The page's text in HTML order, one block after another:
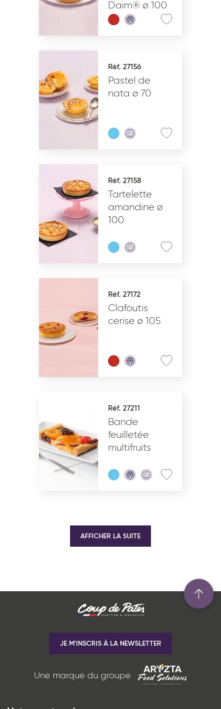
Daim® ø 100
Réf. 27156
Pastel de
nata ø 70
Réf. 27158
Tartelette
amandine ø
100
Réf. 27172
Clafoutis
cerise ø 105
Réf. 27211
Bande
feuilletée
multifruits
AFFICHER LA SUITE
JE M'INSCRIS À LA NEWSLETTER
Une marque du groupe